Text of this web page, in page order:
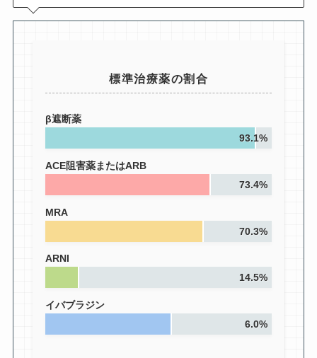
標準治療薬の割合
β遮断薬
93.1%
ACE阻害薬またはARB
73.4%
MRA
70.3%
ARNI
14.5%
イバブラジン
6.0%